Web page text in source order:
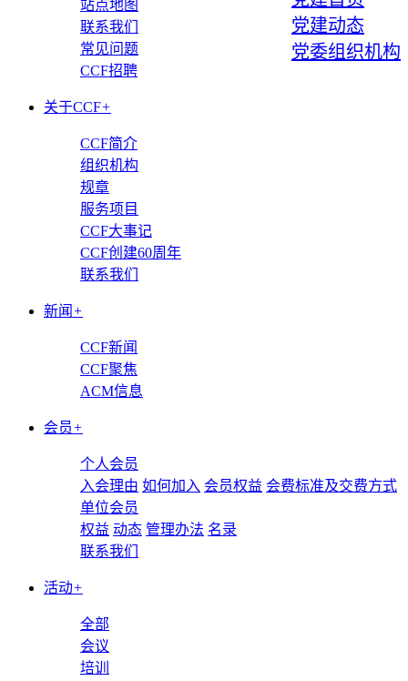
党建动态
党委组织机构
站点地图
联系我们
常见问题
CCF招聘
关于CCF+
CCF简介
组织机构
规章
服务项目
CCF大事记
CCF创建60周年
联系我们
新闻 +
CCF新闻
CCF聚焦
ACM信息
会员+
个人会员
入会理由 如何加入 会员权益 会费标准及交费方式
单位会员
权益 动态 管理办法 名录
联系我们
活动+
全部
会议
培训